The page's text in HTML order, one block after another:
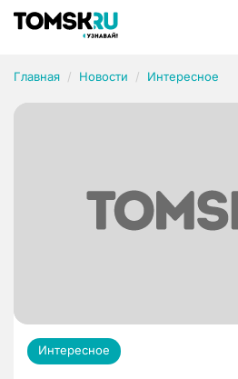
Главная Новости Интересное
Интересное